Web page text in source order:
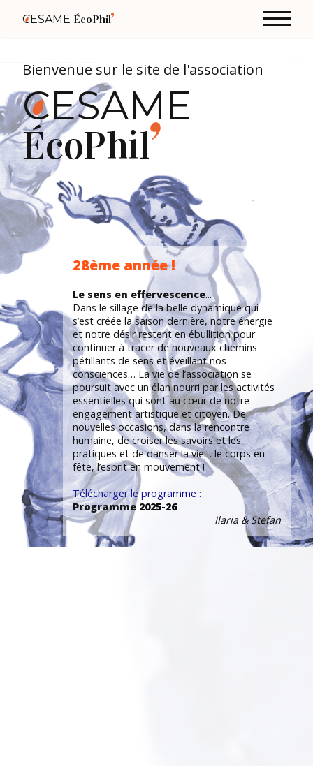
CESAME ÉcoPhil
Bienvenue sur le site de l'association
CESAME
ÉcoPhil
28ème année !
Le sens en effervescence...
Dans le sillage de la belle dynamique qui
s’est créée la saison dernière, notre énergie
et notre désir restent en ébullition pour
continuer à tracer de nouveaux chemins
pétillants de sens et éveillant nos
consciences… La vie de l’association se
poursuit avec un élan nourri par les activités
essentielles qui sont au cœur de notre
engagement artistique et citoyen. De
nouvelles occasions, dans la rencontre
humaine, de croiser les savoirs et les
pratiques et de danser la vie… le corps en
fête, l’esprit en mouvement !
Télécharger le programme :
Programme 2025-26
Ilaria & Stefan